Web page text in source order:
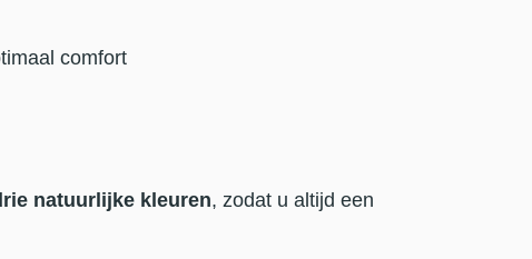
comfort
natuurlijke kleuren, zodat u altijd een